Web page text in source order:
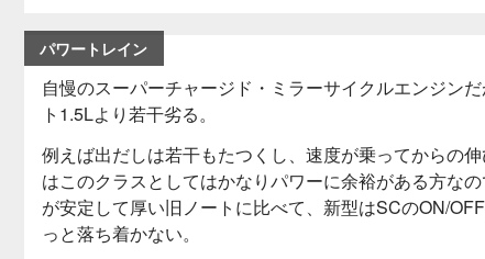
パワートレイン
自慢のスーパーチャージド・ミラーサイクルエンジン
ト1.5Lより若干劣る。
例えば出だしは若干もたつくし、速度が乗ってからの
はこのクラスとしてはかなりパワーに余裕がある方な
が安定して厚い旧ノートに比べて、新型はSCのON/
っと落ち着かない。